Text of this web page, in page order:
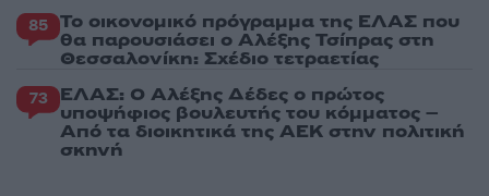
85 Το οικονομικό πρόγραμμα της ΕΛΑΣ που
θα παρουσιάσει ο Αλέξης Τσίπρας στη
Θεσσαλονίκη: Σχέδιο τετραετίας
73 ΕΛΑΣ: Ο Αλέξης Δέδες ο πρώτος
υποψήφιος βουλευτής του κόμματος –
Από τα διοικητικά της ΑΕΚ στην πολιτική
σκηνή